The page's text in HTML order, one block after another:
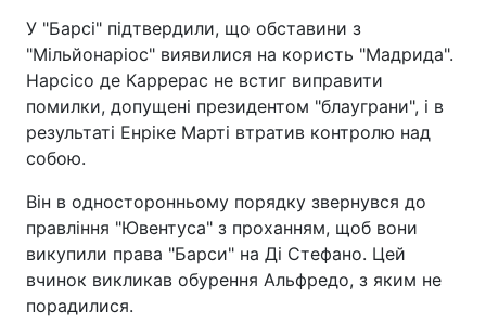
У "Барсі" підтвердили, що обставини з
"Мільйонаріос" виявилися на користь "Мадрида".
Нарсісо де Каррерас не встиг виправити
помилки, допущені президентом "блауграни", і в
результаті Енріке Марті втратив контролю над
собою.
Він в односторонньому порядку звернувся до
правління "Ювентуса" з проханням, щоб вони
викупили права "Барси" на Ді Стефано. Цей
вчинок викликав обурення Альфредо, з яким не
порадилися.